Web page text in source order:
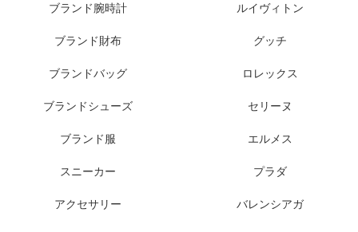
ブランド腕時計
ブランド財布
ブランドバッグ
ブランドシューズ
ブランド服
スニーカー
アクセサリー
ルイヴィトン
グッチ
ロレックス
セリーヌ
エルメス
プラダ
バレンシアガ